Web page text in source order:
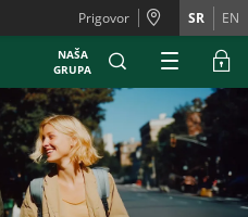
Prigovor SR EN
NAŠA
GRUPA